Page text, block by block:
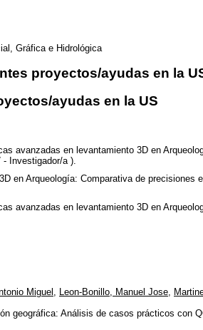
Gráfica e Hidrológica
proyectos/ayudas en la
ayudas en la US
avanzadas en levantamiento 3D en
- Investigador/a ).
en Arqueología: Comparativa de precisiones
avanzadas en levantamiento 3D en
Miguel , Leon-Bonillo, Manuel Jose,
geográfica: Análisis de casos prácticos con